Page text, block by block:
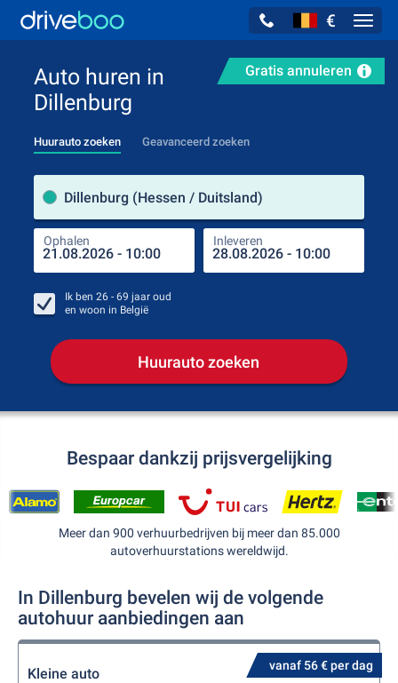
€
Gratis annuleren
Auto huren in
Dillenburg
Huurauto zoeken Geavanceerd zoeken
Dillenburg (Hessen / Duitsland)
Ophalen Inleveren
Ik ben 26 - 69 jaar oud
en woon in België
Huurauto zoeken
Bespaar dankzij prijsvergelijking
Meer dan 900 verhuurbedrijven bij meer dan 85.000
autoverhuurstations wereldwijd.
In Dillenburg bevelen wij de volgende
autohuur aanbiedingen aan
vanaf 56 € per dag
Kleine auto